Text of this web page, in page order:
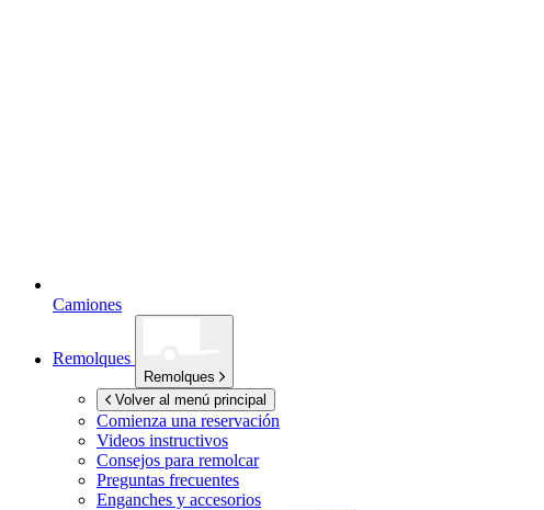
Camiones
Remolques
Remolques
Volver al menú principal
Comienza una reservación
Videos instructivos
Consejos para remolcar
Preguntas frecuentes
Enganches y accesorios